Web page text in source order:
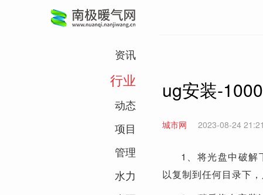
资讯
行业
动态
项目
管理
水力
ug安装-
城市网 2023-08-24
1、将光盘中破
以复制到任何目录下